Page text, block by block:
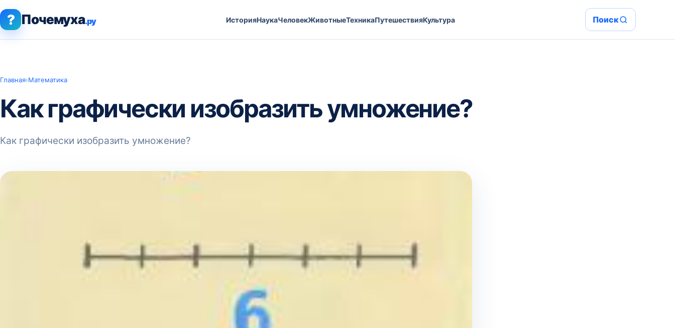
? Почемуха.ру ИсторияНаукаЧеловекЖивотныеТехникаПутешествияКультура Поиск
Главная›Математика
Как графически изобразить умножение?
Как графически изобразить умножение?